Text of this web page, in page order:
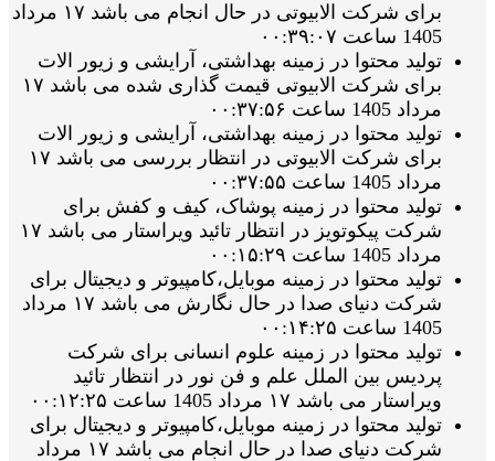
برای شرکت الابیوتی در حال انجام می باشد ۱۷ مرداد
1405 ساعت ۰۰:۳۹:۰۷
تولید محتوا در زمینه بهداشتی، آرایشی و زیور الات
برای شرکت الابیوتی قیمت گذاری شده می باشد ۱۷
مرداد 1405 ساعت ۰۰:۳۷:۵۶
تولید محتوا در زمینه بهداشتی، آرایشی و زیور الات
برای شرکت الابیوتی در انتظار بررسی می باشد ۱۷
مرداد 1405 ساعت ۰۰:۳۷:۵۵
تولید محتوا در زمینه پوشاک، کیف و کفش برای
شرکت پیکوتویز در انتظار تائید ویراستار می باشد ۱۷
مرداد 1405 ساعت ۰۰:۱۵:۲۹
تولید محتوا در زمینه موبایل،کامپیوتر و دیجیتال برای
شرکت دنیای صدا در حال نگارش می باشد ۱۷ مرداد
1405 ساعت ۰۰:۱۴:۲۵
تولید محتوا در زمینه علوم انسانی برای شرکت
پردیس بین الملل علم و فن نور در انتظار تائید
ویراستار می باشد ۱۷ مرداد 1405 ساعت ۰۰:۱۲:۲۵
تولید محتوا در زمینه موبایل،کامپیوتر و دیجیتال برای
شرکت دنیای صدا در حال انجام می باشد ۱۷ مرداد